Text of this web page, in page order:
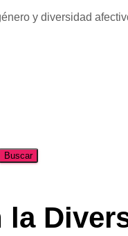
y diversidad
la